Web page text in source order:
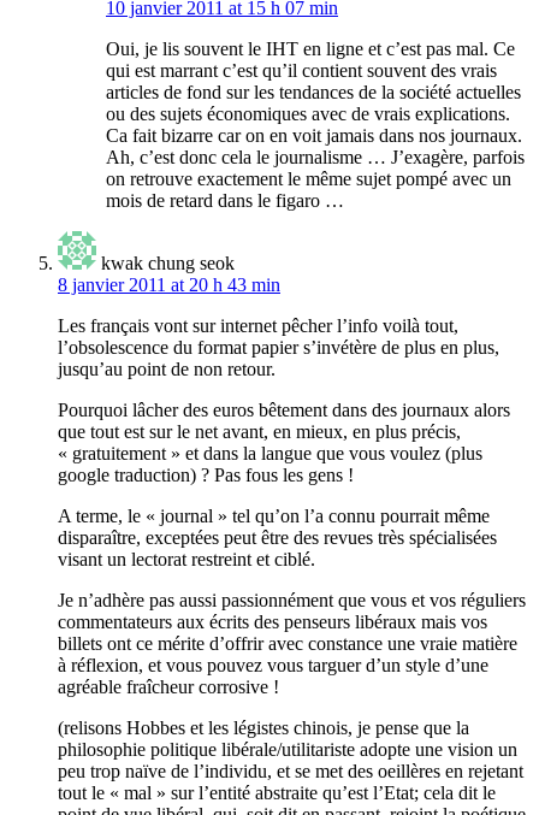
10 janvier 2011 at 15 h 07 min
Oui, je lis souvent le IHT en ligne et c’est pas mal. Ce
qui est marrant c’est qu’il contient souvent des vrais
articles de fond sur les tendances de la société actuelles
ou des sujets économiques avec de vrais explications.
Ca fait bizarre car on en voit jamais dans nos journaux.
Ah, c’est donc cela le journalisme … J’exagère, parfois
on retrouve exactement le même sujet pompé avec un
mois de retard dans le figaro …
kwak chung seok
8 janvier 2011 at 20 h 43 min
Les français vont sur internet pêcher l’info voilà tout,
l’obsolescence du format papier s’invétère de plus en plus,
jusqu’au point de non retour.
Pourquoi lâcher des euros bêtement dans des journaux alors
que tout est sur le net avant, en mieux, en plus précis,
« gratuitement » et dans la langue que vous voulez (plus
google traduction) ? Pas fous les gens !
A terme, le « journal » tel qu’on l’a connu pourrait même
disparaître, exceptées peut être des revues très spécialisées
visant un lectorat restreint et ciblé.
Je n’adhère pas aussi passionnément que vous et vos réguliers
commentateurs aux écrits des penseurs libéraux mais vos
billets ont ce mérite d’offrir avec constance une vraie matière
à réflexion, et vous pouvez vous targuer d’un style d’une
agréable fraîcheur corrosive !
(relisons Hobbes et les légistes chinois, je pense que la
philosophie politique libérale/utilitariste adopte une vision un
peu trop naïve de l’individu, et se met des oeillères en rejetant
tout le « mal » sur l’entité abstraite qu’est l’Etat; cela dit le